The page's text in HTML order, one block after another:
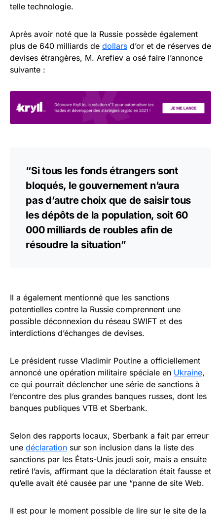
telle technologie.
Après avoir noté que la Russie possède également
plus de 640 milliards de dollars d’or et de réserves de
devises étrangères, M. Arefiev a osé faire l’annonce
suivante :
“Si tous les fonds étrangers sont
bloqués, le gouvernement n’aura
pas d’autre choix que de saisir tous
les dépôts de la population, soit 60
000 milliards de roubles afin de
résoudre la situation”
Il a également mentionné que les sanctions
potentielles contre la Russie comprennent une
possible déconnexion du réseau SWIFT et des
interdictions d’échanges de devises.
Le président russe Vladimir Poutine a officiellement
annoncé une opération militaire spéciale en Ukraine,
ce qui pourrait déclencher une série de sanctions à
l’encontre des plus grandes banques russes, dont les
banques publiques VTB et Sberbank.
Selon des rapports locaux, Sberbank a fait par erreur
une déclaration sur son inclusion dans la liste des
sanctions par les États-Unis jeudi soir, mais a ensuite
retiré l’avis, affirmant que la déclaration était fausse et
qu’elle avait été causée par une “panne de site Web.
Il est pour le moment possible de lire sur le site de la